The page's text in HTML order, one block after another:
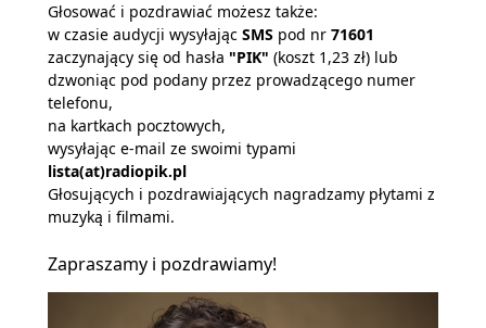
Głosować i pozdrawiać możesz także:
w czasie audycji wysyłając SMS pod nr 71601
zaczynający się od hasła "PIK" (koszt 1,23 zł) lub
dzwoniąc pod podany przez prowadzącego numer
telefonu,
na kartkach pocztowych,
wysyłając e-mail ze swoimi typami
lista(at)radiopik.pl
Głosujących i pozdrawiających nagradzamy płytami z
muzyką i filmami.
Zapraszamy i pozdrawiamy!